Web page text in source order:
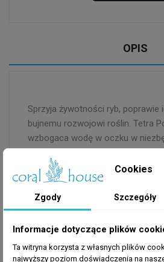
OPIS
Sprzyja żywotności ryb, poprawie
bujnemu rozwojowi roślin. Tetra
wzbogaca wodę w oczku w
Szczegóły:
Sprzyja żywotności i
Wzbogaca wodę w oczku w
witaminy i pierwiastki
Cookies
Zgody Szczegóły
Informacje dotyczące plików
Ta witryna korzysta z własnych plików
najwyższy poziom doświadczenia na